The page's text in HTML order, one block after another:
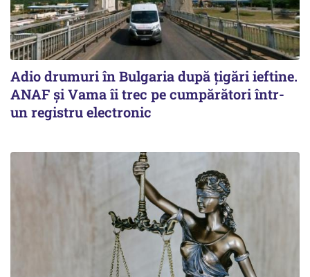
Adio drumuri în Bulgaria după țigări ieftine.
ANAF și Vama îi trec pe cumpărători într-
un registru electronic